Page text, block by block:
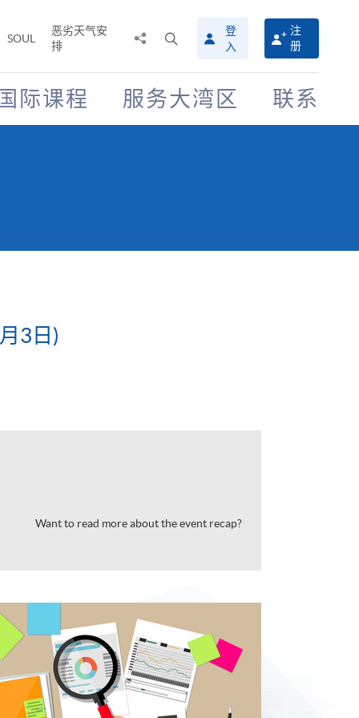
SOUL
恶劣天气安
排
搜
寻
介
面
登
入
注
册
际课程 服务大湾区 联系
3日)
Want to read more about the event recap?